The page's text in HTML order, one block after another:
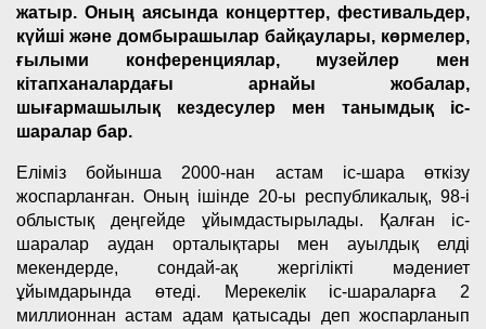
жатыр. Оның аясында концерттер, фестивальдер,
күйші және домбырашылар байқаулары, көрмелер,
ғылыми конференциялар, музейлер мен
кітапханалардағы арнайы жобалар,
шығармашылық кездесулер мен танымдық іс-
шаралар бар.
Еліміз бойынша 2000-нан астам іс-шара өткізу
жоспарланған. Оның ішінде 20-ы республикалық, 98-і
облыстық деңгейде ұйымдастырылады. Қалған іс-
шаралар аудан орталықтары мен ауылдық елді
мекендерде, сондай-ақ жергілікті мәдениет
ұйымдарында өтеді. Мерекелік іс-шараларға 2
миллионнан астам адам қатысады деп жоспарланып